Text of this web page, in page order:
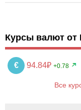
Курсы валют
€ 94.84₽ +0.78
Все